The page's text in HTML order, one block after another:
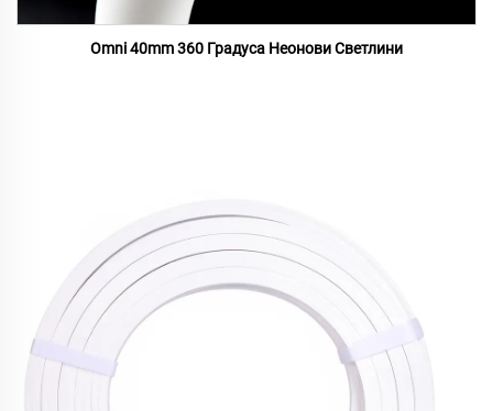
Omni 40mm 360 Градуса Неонови Светлини